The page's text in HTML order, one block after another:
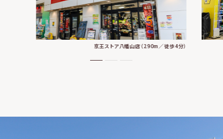
京王ストア八幡山店（290m／徒歩4分）